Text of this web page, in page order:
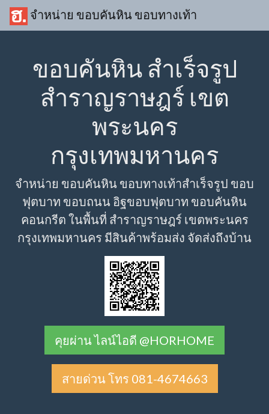
จำหน่าย ขอบคันหิน ขอบทางเท้า
ขอบคันหิน สำเร็จรูป
สำราญราษฎร์ เขต
พระนคร
กรุงเทพมหานคร
จำหน่าย ขอบคันหิน ขอบทางเท้าสำเร็จรูป ขอบ
ฟุตบาท ขอบถนน อิฐขอบฟุตบาท ขอบคันหิน
คอนกรีต ในพื้นที่ สำราญราษฎร์ เขตพระนคร
กรุงเทพมหานคร มีสินค้าพร้อมส่ง จัดส่งถึงบ้าน
คุยผ่าน ไลน์ไอดี @HORHOME
สายด่วน โทร 081-4674663